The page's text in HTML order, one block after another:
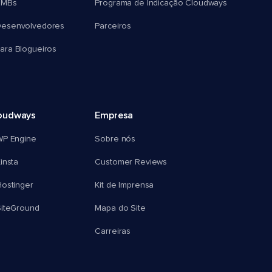
Blogueiros
Programa de Indicação Cloudways
Parceiros
Engine
Empresa
Sobre nós
Customer Reviews
Kit de Imprensa
Mapa do Site
Carreiras